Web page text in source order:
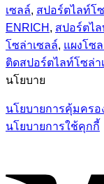
เซลล์, สปอร์ตไลท์โ
ENRICH , สปอร์ตไ
โซล่าเซลล์, แผงโซ
ติดสปอร์ตไลท์โซล่า
นโยบาย
นโยบายการคุ้มคร
นโยบายการใช้คุกกี้